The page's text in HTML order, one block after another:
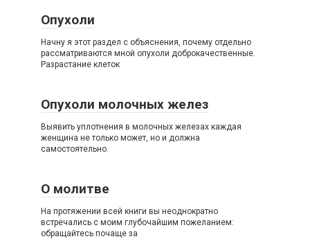
Опухоли
Начну я этот раздел с объяснения, почему отдельно
рассматриваются мной опухоли доброкачественные.
Разрастание клеток
Опухоли молочных желез
Выявить уплотнения в молочных железах каждая
женщина не только может, но и должна
самостоятельно.
О молитве
На протяжении всей книги вы неоднократно
встречались с моим глубочайшим пожеланием:
обращайтесь почаще за